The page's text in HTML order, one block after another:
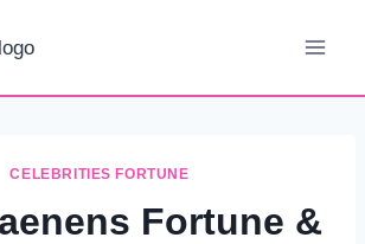
CELEBRITIES FORTUNE
Fortune &